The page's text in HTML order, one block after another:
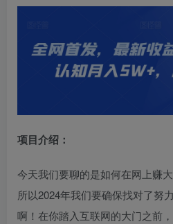
项目介绍：
今天我们要聊的是如何在网上赚
所以2024年我们要确保找对了努
啊！在你踏入互联网的大门之前